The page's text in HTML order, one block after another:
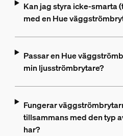
Kan jag styra icke-smarta
med en Hue
Passar en Hue
min ljusströmbrytare?
Fungerar
tillsammans med den typ
har?